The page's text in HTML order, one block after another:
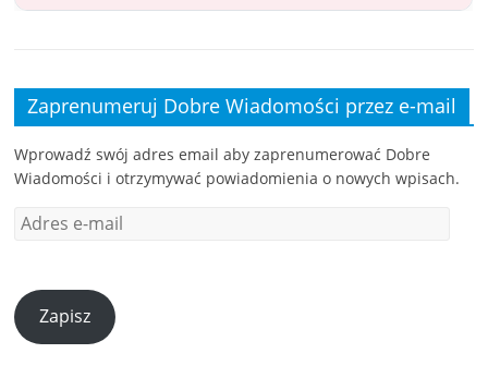
Zaprenumeruj Dobre Wiadomości przez e-mail
Wprowadź swój adres email aby zaprenumerować Dobre
Wiadomości i otrzymywać powiadomienia o nowych wpisach.
Zapisz